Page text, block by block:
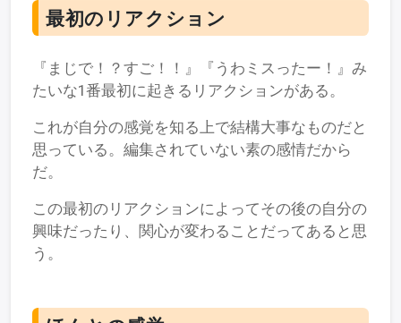
最初のリアクション
『まじで！？すご！！』『うわミスったー！』み
たいな1番最初に起きるリアクションがある。
これが自分の感覚を知る上で結構大事なものだと
思っている。編集されていない素の感情だから
だ。
この最初のリアクションによってその後の自分の
興味だったり、関心が変わることだってあると思
う。